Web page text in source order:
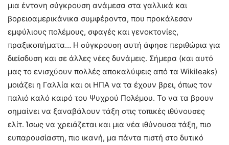
μια έντονη σύγκρουση ανάμεσα στα γαλλικά και
βορειοαμερικάνικα συμφέροντα, που προκάλεσαν
εμφύλιους πολέμους, σφαγές και γενοκτονίες,
πραξικοπήματα… Η σύγκρουση αυτή άφησε περιθώρια για
διείσδυση και σε άλλες νέες δυνάμεις. Σήμερα (και αυτό
μας το ενισχύουν πολλές αποκαλύψεις από τα Wikileaks)
μοιάζει η Γαλλία και οι ΗΠΑ να τα έχουν βρει, όπως τον
παλιό καλό καιρό του Ψυχρού Πολέμου. Το να τα βρουν
σημαίνει να ξαναβάλουν τάξη στις τοπικές ιθύνουσες
ελίτ. Ίσως να χρειάζεται και μια νέα ιθύνουσα τάξη, πιο
ευπαρουσίαστη, πιο ικανή, μα πάντα πιστή στο δυτικό